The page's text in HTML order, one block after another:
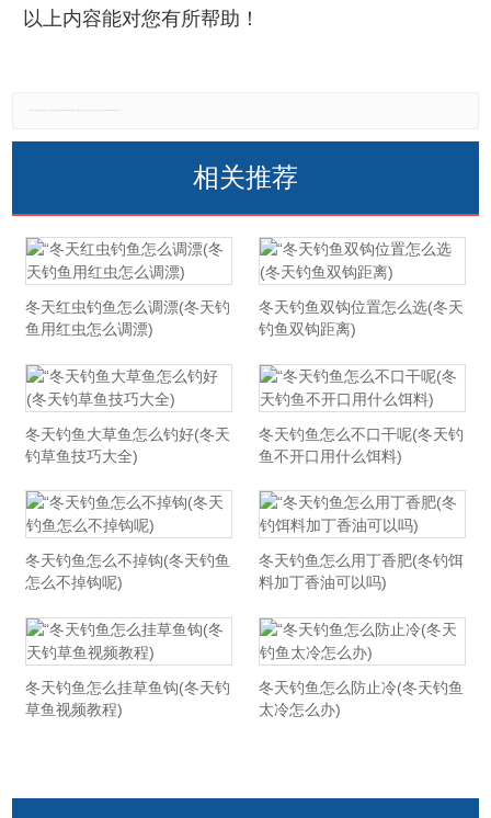
以上内容能对您有所帮助！
相关推荐
冬天红虫钓鱼怎么调漂(冬天钓
鱼用红虫怎么调漂)
冬天钓鱼双钩位置怎么选(冬天
钓鱼双钩距离)
冬天钓鱼大草鱼怎么钓好(冬天
钓草鱼技巧大全)
冬天钓鱼怎么不口干呢(冬天钓
鱼不开口用什么饵料)
冬天钓鱼怎么不掉钩(冬天钓鱼
怎么不掉钩呢)
冬天钓鱼怎么用丁香肥(冬钓饵
料加丁香油可以吗)
冬天钓鱼怎么挂草鱼钩(冬天钓
草鱼视频教程)
冬天钓鱼怎么防止冷(冬天钓鱼
太冷怎么办)